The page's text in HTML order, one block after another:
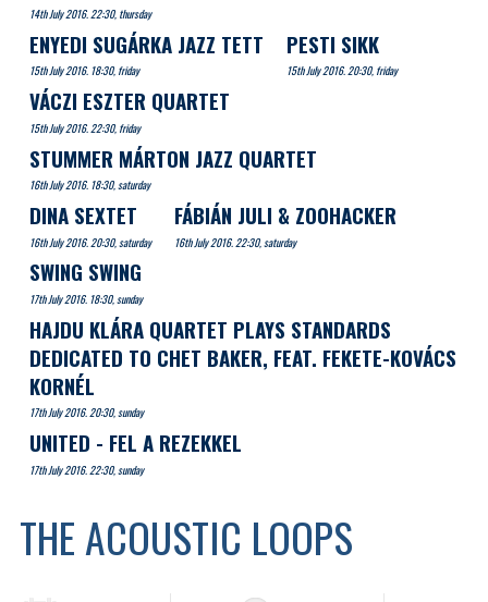
THE ACOUSTIC LOOPS
14th July 2016. 22:30, thursday
ENYEDI SUGÁRKA JAZZ TETT
15th July 2016. 18:30, friday
PESTI SIKK
15th July 2016. 20:30, friday
VÁCZI ESZTER QUARTET
15th July 2016. 22:30, friday
STUMMER MÁRTON JAZZ QUARTET
16th July 2016. 18:30, saturday
DINA SEXTET
16th July 2016. 20:30, saturday
FÁBIÁN JULI & ZOOHACKER
16th July 2016. 22:30, saturday
SWING SWING
17th July 2016. 18:30, sunday
HAJDU KLÁRA QUARTET PLAYS STANDARDS
DEDICATED TO CHET BAKER, FEAT. FEKETE-KOVÁCS
KORNÉL
17th July 2016. 20:30, sunday
UNITED - FEL A REZEKKEL
17th July 2016. 22:30, sunday